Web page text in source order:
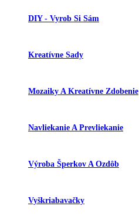
DIY - Vyrob Si Sám
Kreatívne Sady
Mozaiky A Kreatívne Zdobenie
Navliekanie A Prevliekanie
Výroba Šperkov A Ozdôb
Vyškriabavačky